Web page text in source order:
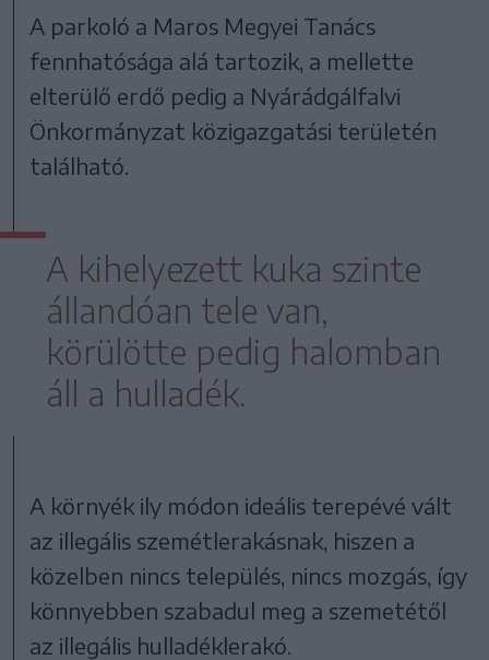
A parkoló a Maros Megyei Tanács
fennhatósága alá tartozik, a mellette
elterülő erdő pedig a Nyárádgálfalvi
Önkormányzat közigazgatási területén
található.
A kihelyezett kuka szinte
állandóan tele van,
körülötte pedig halomban
áll a hulladék.
A környék ily módon ideális terepévé vált
az illegális szemétlerakásnak, hiszen a
közelben nincs település, nincs mozgás, így
könnyebben szabadul meg a szemetétől
az illegális hulladéklerakó.